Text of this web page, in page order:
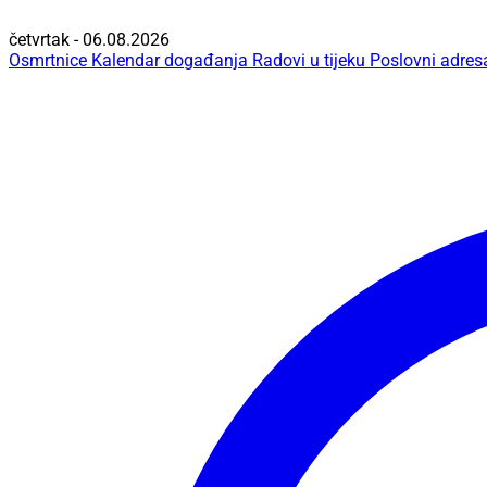
četvrtak - 06.08.2026
Osmrtnice Kalendar događanja Radovi u tijeku Poslovni